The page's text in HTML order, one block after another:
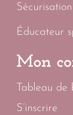
Éducateur
Mon
Tableau de
S’inscrire